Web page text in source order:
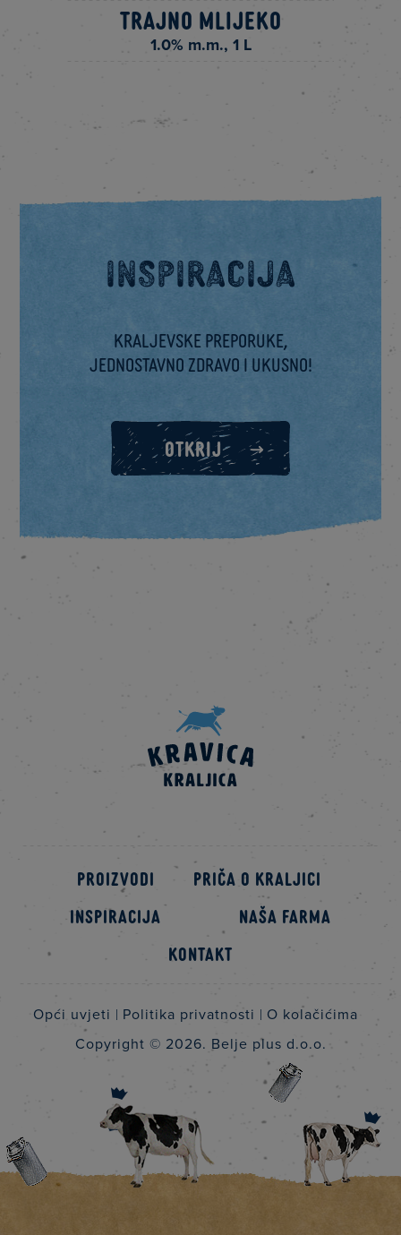
Trajno mlijeko
1.0% m.m., 1 L
Inspiracija
Kraljevske preporuke,
jednostavno zdravo i ukusno!
OTKRIJ
Proizvodi
Priča o kraljici
Inspiracija
Naša farma
Kontakt
Opći uvjeti Politika privatnosti
O kolačićima
Copyright © 2026. Belje plus d.o.o.